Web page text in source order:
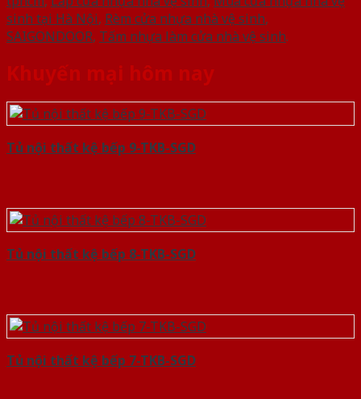
sinh tại Hà Nội, Rèm cửa nhựa nhà vệ sinh,
SAIGONDOOR, Tấm nhựa làm cửa nhà vệ sinh.
Khuyến mại hôm nay
Tủ nội thất kệ bếp 9-TKB-SGD
Tủ nội thất kệ bếp 8-TKB-SGD
Tủ nội thất kệ bếp 7-TKB-SGD